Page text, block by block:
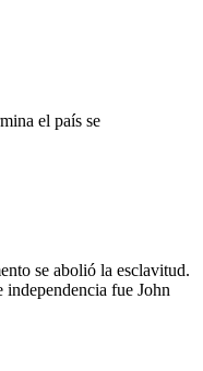
el país se
se abolió la esclavitud.
independencia fue John